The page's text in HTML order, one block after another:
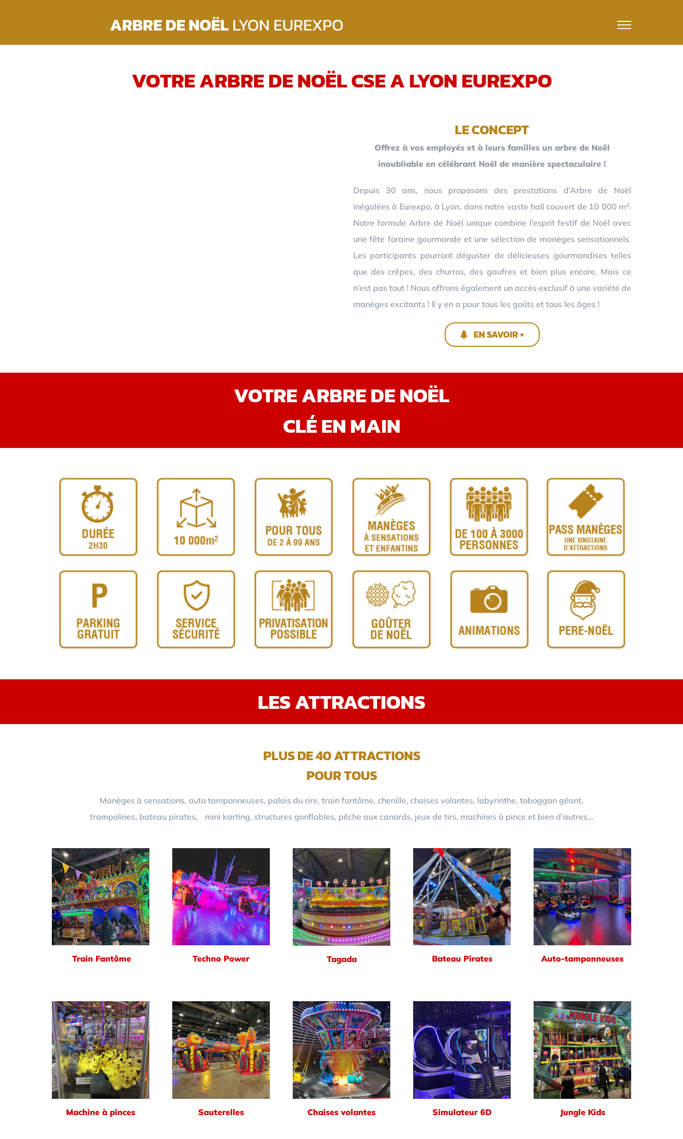
VOTRE ARBRE DE NOËL CSE A LYON EUREXPO
LE CONCEPT
Offrez à vos employés et à leurs familles un arbre de Noël
inoubliable en célébrant Noël de manière spectaculaire !
Depuis 30 ans, nous proposons des prestations d’Arbre de Noël
inégalées à Eurexpo, à Lyon, dans notre vaste hall couvert de 10 000 m².
Notre formule Arbre de Noël unique combine l’esprit festif de Noël avec
une fête foraine gourmande et une sélection de manèges sensationnels.
Les participants pourront déguster de délicieuses gourmandises telles
que des crêpes, des churros, des gaufres et bien plus encore. Mais ce
n’est pas tout ! Nous offrons également un accès exclusif à une variété de
manèges excitants ! Il y en a pour tous les goûts et tous les âges !
EN SAVOIR +
VOTRE ARBRE DE NOËL
CLÉ EN MAIN
LES ATTRACTIONS
PLUS DE 40 ATTRACTIONS
POUR TOUS
Manèges à sensations, auto tamponneuses, palais du rire, train fantôme, chenille, chaises volantes, labyrinthe, toboggan géant,
trampolines, bateau pirates, mini karting, structures gonflables, pêche aux canards, jeux de tirs, machines à pince et bien d’autres…
Train Fantôme Techno Power Tagada Bateau Pirates Auto-tamponneuses
Machine à pinces Sauterelles Chaises volantes Simulateur 6D Jungle Kids